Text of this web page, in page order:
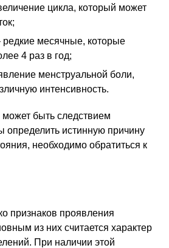
цикла, который может
месячные, которые
4 раз в год;
менструальной боли,
интенсивность.
быть следствием
определить истинную причину
необходимо обратиться к
признаков проявления
из них считается характер
При наличии этой